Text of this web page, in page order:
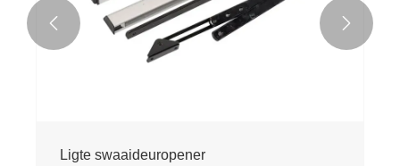
Ligte swaaideuropener
 